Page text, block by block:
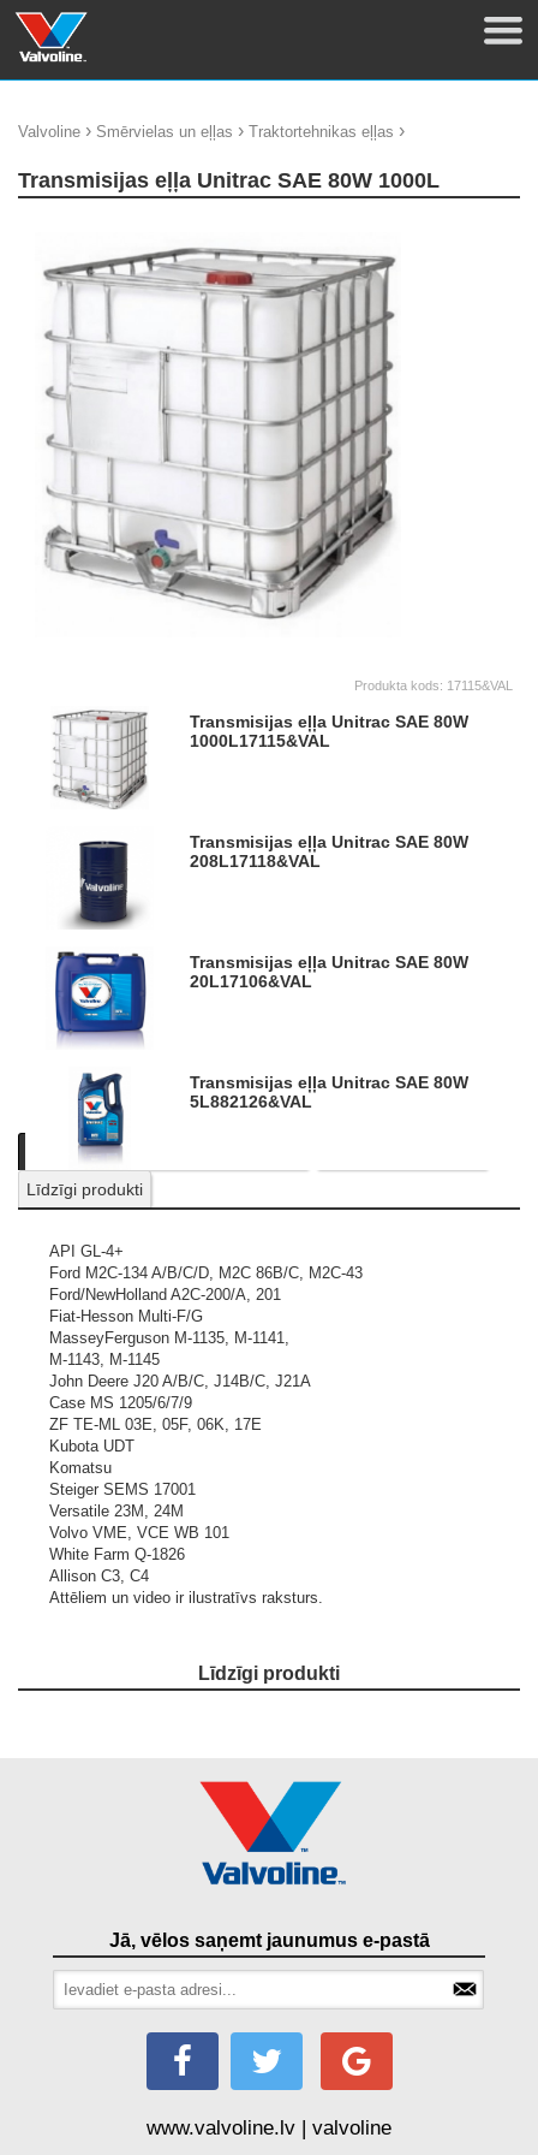
Valvoline › Smērvielas un eļļas › Traktortehnikas eļļas ›
Transmisijas eļļa Unitrac SAE 80W 1000L
Produkta kods: 17115&VAL
Transmisijas eļļa Unitrac SAE 80W
1000L17115&VAL
Transmisijas eļļa Unitrac SAE 80W
208L17118&VAL
Transmisijas eļļa Unitrac SAE 80W
20L17106&VAL
Transmisijas eļļa Unitrac SAE 80W
5L882126&VAL
Apraksts Informācija par produktu
Līdzīgi produkti
API GL-4+
Ford M2C-134 A/B/C/D, M2C 86B/C, M2C-43
Ford/NewHolland A2C-200/A, 201
Fiat-Hesson Multi-F/G
MasseyFerguson M-1135, M-1141,
M-1143, M-1145
John Deere J20 A/B/C, J14B/C, J21A
Case MS 1205/6/7/9
ZF TE-ML 03E, 05F, 06K, 17E
Kubota UDT
Komatsu
Steiger SEMS 17001
Versatile 23M, 24M
Volvo VME, VCE WB 101
White Farm Q-1826
Allison C3, C4
Attēliem un video ir ilustratīvs raksturs.
Līdzīgi produkti
Jā, vēlos saņemt jaunumus e-pastā
www.valvoline.lv | valvoline